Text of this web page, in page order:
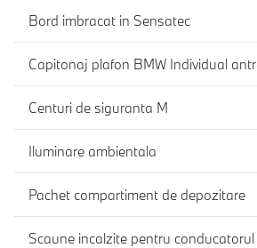
Bord imbracat in Sensatec
Capitonaj plafon BMW Individual
Centuri de siguranta M
Iluminare ambientala
Pachet compartiment de depozitare
Scaune incalzite pentru